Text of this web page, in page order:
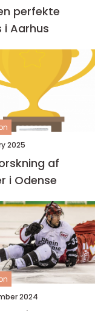
perfekte
i Aarhus
2025
af
i Odense
2024